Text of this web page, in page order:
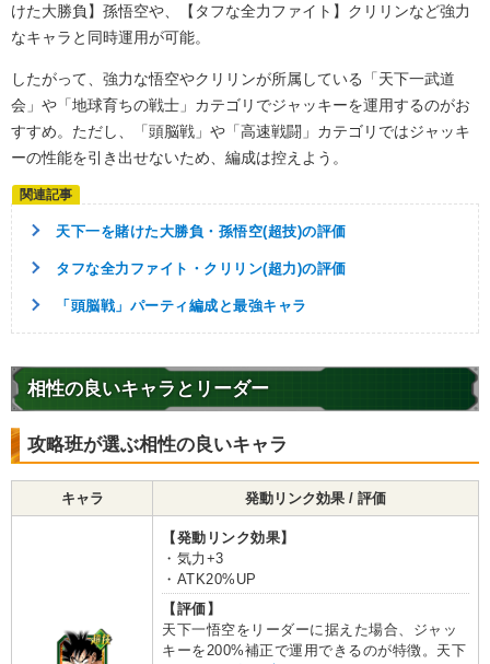
けた大勝負】孫悟空や、【タフな全力ファイト】クリリンなど強力
なキャラと同時運用が可能。
したがって、強力な悟空やクリリンが所属している「天下一武道
会」や「地球育ちの戦士」カテゴリでジャッキーを運用するのがお
すすめ。ただし、「頭脳戦」や「高速戦闘」カテゴリではジャッキ
ーの性能を引き出せないため、編成は控えよう。
天下一を賭けた大勝負・孫悟空(超技)の評価
タフな全力ファイト・クリリン(超力)の評価
「頭脳戦」パーティ編成と最強キャラ
相性の良いキャラとリーダー
攻略班が選ぶ相性の良いキャラ
キャラ 発動リンク効果 / 評価
【発動リンク効果】
・気力+3
・ATK20%UP
【評価】
天下一悟空をリーダーに据えた場合、ジャッ
キーを200%補正で運用できるのが特徴。天下